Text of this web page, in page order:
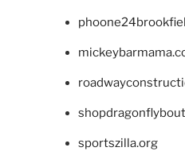
sportszilla.org